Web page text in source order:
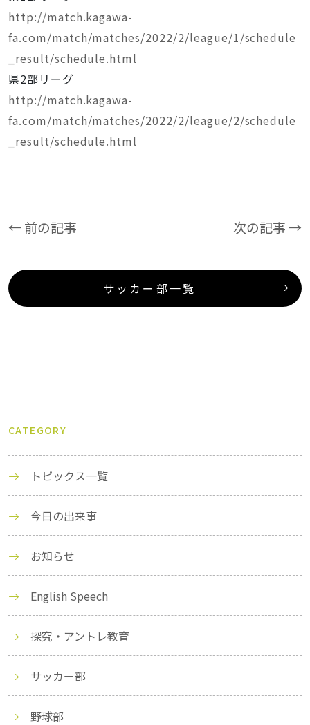
http://match.kagawa-
fa.com/match/matches/2022/2/league/1/schedule
_result/schedule.html
県2部リーグ
http://match.kagawa-
fa.com/match/matches/2022/2/league/2/schedule
_result/schedule.html
← 前の記事 次の記事 →
サッカー部一覧
CATEGORY
トピックス一覧
今日の出来事
お知らせ
English Speech
探究・アントレ教育
サッカー部
野球部